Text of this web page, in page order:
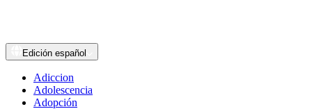
Edición español
Adiccion
Adolescencia
Adopción